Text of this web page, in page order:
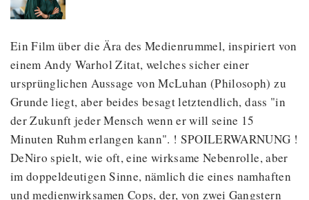
Ein Film über die Ära des Medienrummel, inspiriert von
einem Andy Warhol Zitat, welches sicher einer
ursprünglichen Aussage von McLuhan (Philosoph) zu
Grunde liegt, aber beides besagt letztendlich, dass "in
der Zukunft jeder Mensch wenn er will seine 15
Minuten Ruhm erlangen kann". ! SPOILERWARNUNG !
DeNiro spielt, wie oft, eine wirksame Nebenrolle, aber
im doppeldeutigen Sinne, nämlich die eines namhaften
und medienwirksamen Cops, der, von zwei Gangstern